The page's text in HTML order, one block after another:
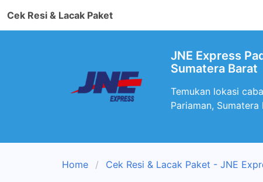
Cek Resi & Lacak Paket
JNE Express
Sumatera Barat
Temukan lokasi
Pariaman,
Home Cek Resi & Lacak Paket - JNE